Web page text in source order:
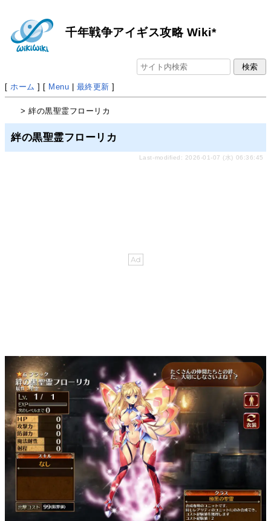
千年戦争アイギス攻略 Wiki*
[ ホーム ] [ Menu | 最終更新 ]
> 絆の黒聖霊フローリカ
絆の黒聖霊フローリカ
Last-modified: 2026-01-07 (水) 06:36:45